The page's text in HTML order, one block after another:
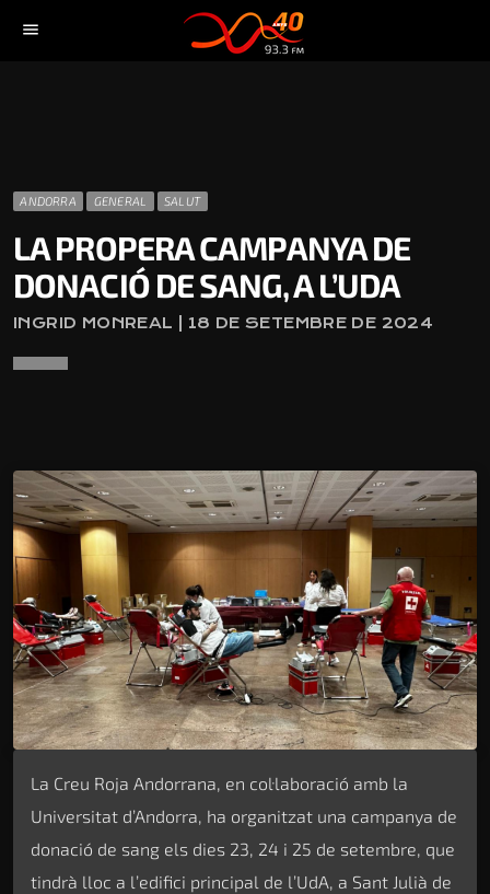
menu
ANDORRA GENERAL SALUT
LA PROPERA CAMPANYA DE
DONACIÓ DE SANG, A L’UDA
INGRID MONREAL | 18 DE SETEMBRE DE 2024
La Creu Roja Andorrana, en col·laboració amb la
Universitat d’Andorra, ha organitzat una campanya de
donació de sang els dies 23, 24 i 25 de setembre, que
tindrà lloc a l’edifici principal de l’UdA, a Sant Julià de